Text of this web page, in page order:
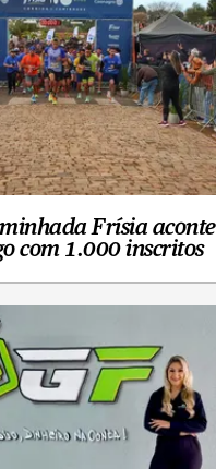
Frísia
com 1.000 inscritos